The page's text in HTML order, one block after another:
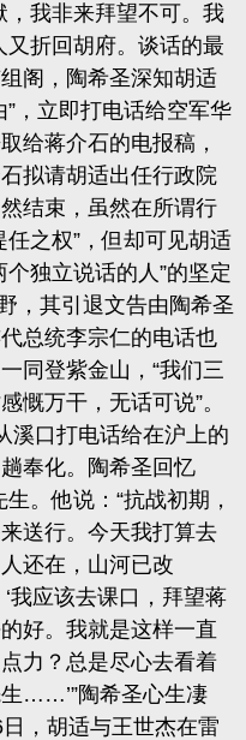
，我非来拜望不可。我
又折回胡府。谈话的最
阁，陶希圣深知胡适
，立即打电话给空军华
给蒋介石的电报稿，
拟请胡适出任行政院
结束，虽然在所谓行
之权”，但却可见胡适
独立说话的人”的坚定
，其引退文告由陶希圣
总统李宗仁的电话也
同登紫金山，“我们三
慨万干，无话可说”。
溪口打电话给在沪上的
奉化。陶希圣回忆
。他说：“抗战初期，
送行。今天我打算去
还在，山河已改
我应该去课口，拜望蒋
好。我就是这样一直
力？总是尽心去看着
……’”陶希圣心生凄
，胡适与王世杰在雷